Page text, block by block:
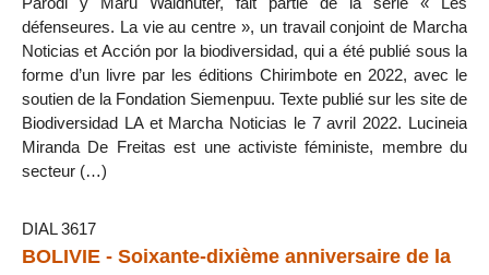
défenseures. La vie au centre », un travail conjoint de Marcha
Noticias et Acción por la biodiversidad, qui a été publié sous la
forme d’un livre par les éditions Chirimbote en 2022, avec le
soutien de la Fondation Siemenpuu. Texte publié sur les site de
Biodiversidad LA et Marcha Noticias le 7 avril 2022. Lucineia
Miranda De Freitas est une activiste féministe, membre du
secteur (…)
DIAL 3617
BOLIVIE - Soixante-dixième anniversaire de la